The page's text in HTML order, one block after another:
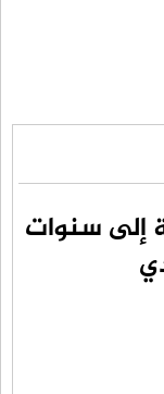
إلى سنوات